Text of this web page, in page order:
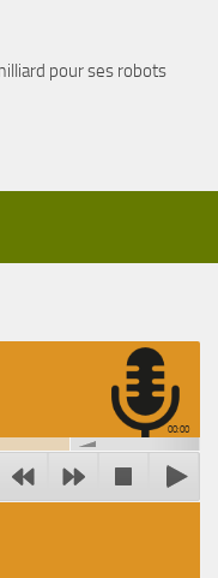
pour ses robots
00:00